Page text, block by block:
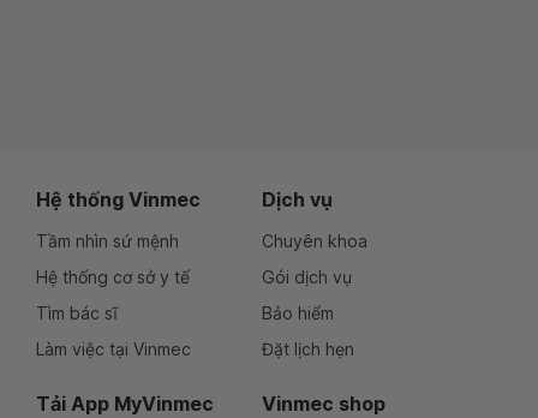
Hệ thống Vinmec
Tầm nhìn sứ mệnh
Hệ thống cơ sở y tế
Tìm bác sĩ
Làm việc tại Vinmec
Dịch vụ
Chuyên khoa
Gói dịch vụ
Bảo hiểm
Đặt lịch hẹn
Tải App MyVinmec Vinmec shop